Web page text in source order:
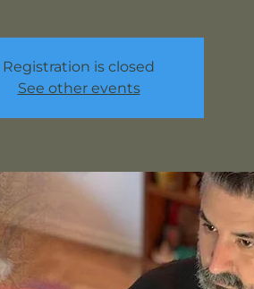
Registration is closed
See other events